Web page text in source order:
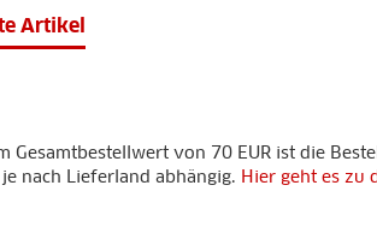
Artikel
von 70 EUR ist die
nach Lieferland abhängig. Hier geht es zu